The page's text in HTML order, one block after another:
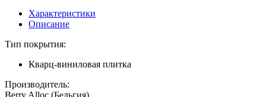
Характеристики
Описание
Тип покрытия:
Кварц-виниловая плитка
Производитель:
Berry Alloc (Бельгия)